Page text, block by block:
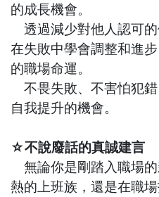
的成長機會。
透過減少對他人認可的
在失敗中學會調整和進
的職場命運。
不畏失敗、不害怕犯
自我提升的機會。
☆不說廢話的真誠建言
無論你是剛踏入職場
熱的上班族， 還是在職